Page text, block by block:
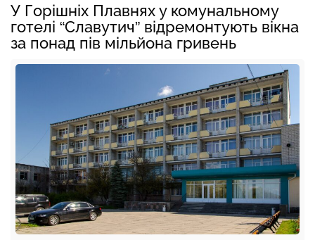
У Горішніх Плавнях у комунальному
готелі “Славутич” відремонтують вікна
за понад пів мільйона гривень